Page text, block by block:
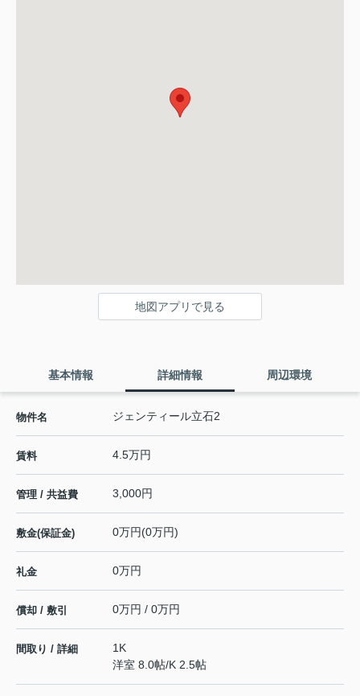
地図アプリで見る
基本情報 詳細情報 周辺環境
物件名 ジェンティール立石2
賃料 4.5万円
管理 / 共益費 3,000円
敷金(保証金) 0万円(0万円)
礼金 0万円
償却 / 敷引 0万円 / 0万円
間取り / 詳細
1K
洋室 8.0帖/K 2.5帖